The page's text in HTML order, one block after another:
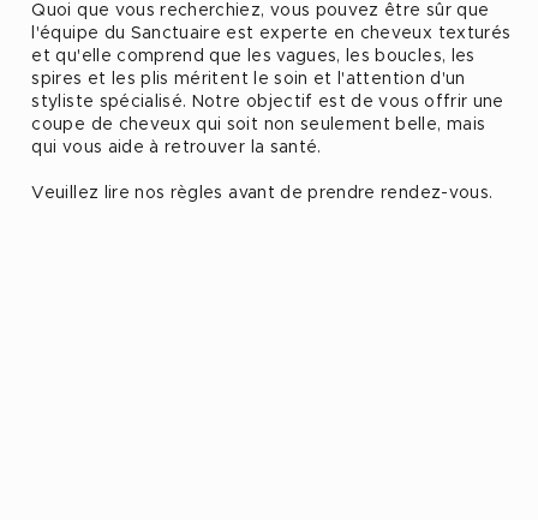
Quoi que vous recherchiez, vous pouvez être sûr que
l'équipe du Sanctuaire est experte en cheveux texturés
et qu'elle comprend que les vagues, les boucles, les
spires et les plis méritent le soin et l'attention d'un
styliste spécialisé. Notre objectif est de vous offrir une
coupe de cheveux qui soit non seulement belle, mais
qui vous aide à retrouver la santé.
Veuillez lire nos règles avant de prendre rendez-vous.